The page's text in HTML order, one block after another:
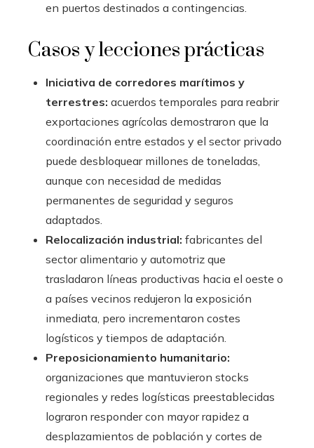
en puertos destinados a contingencias.
Casos y lecciones prácticas
Iniciativa de corredores marítimos y
terrestres: acuerdos temporales para reabrir
exportaciones agrícolas demostraron que la
coordinación entre estados y el sector privado
puede desbloquear millones de toneladas,
aunque con necesidad de medidas
permanentes de seguridad y seguros
adaptados.
Relocalización industrial: fabricantes del
sector alimentario y automotriz que
trasladaron líneas productivas hacia el oeste o
a países vecinos redujeron la exposición
inmediata, pero incrementaron costes
logísticos y tiempos de adaptación.
Preposicionamiento humanitario:
organizaciones que mantuvieron stocks
regionales y redes logísticas preestablecidas
lograron responder con mayor rapidez a
desplazamientos de población y cortes de